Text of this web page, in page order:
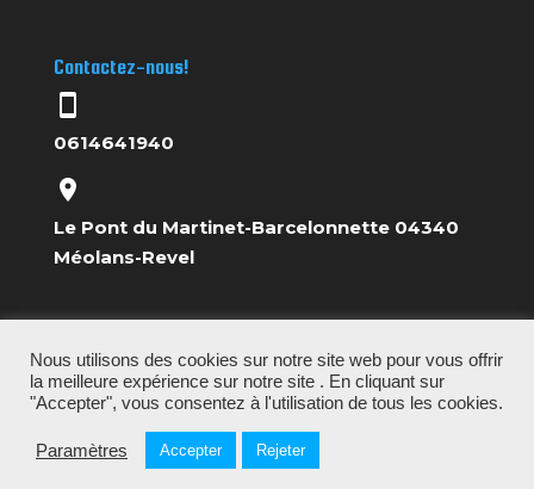
Contactez-nous!
stay_current_portrait
0614641940
location_on
Le Pont du Martinet-Barcelonnette 04340
Méolans-Revel
© Copyright Fresh Rafting - Fresh Rafting; tous droits
réservés à Fresh Rafting.
Nous utilisons des cookies sur notre site web pour vous offrir
la meilleure expérience sur notre site . En cliquant sur
"Accepter", vous consentez à l'utilisation de tous les cookies.
Paramètres Accepter Rejeter